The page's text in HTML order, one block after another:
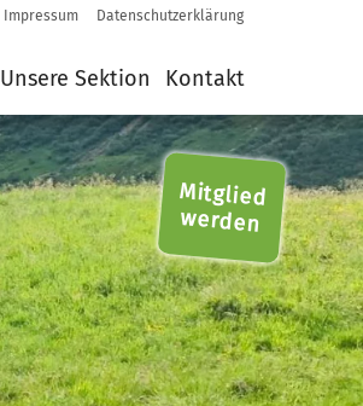
Impressum Datenschutzerklärung
Unsere Sektion Kontakt
Mitglied
werden
Login Impressum Datenschutzerklärung